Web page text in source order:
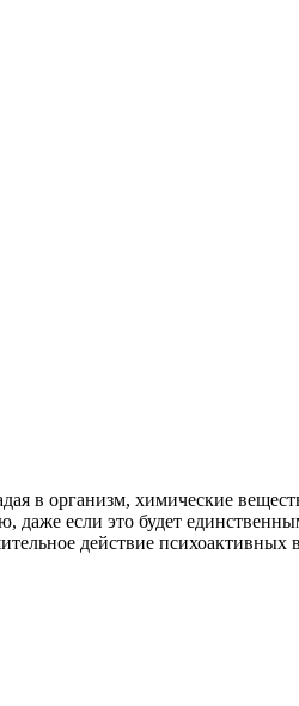
в организм, химические
если это будет
действие психоактивных